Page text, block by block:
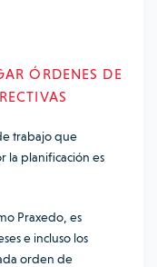
ÓRDENES DE
trabajo que
la planificación es
Praxedo, es
e incluso los
orden de